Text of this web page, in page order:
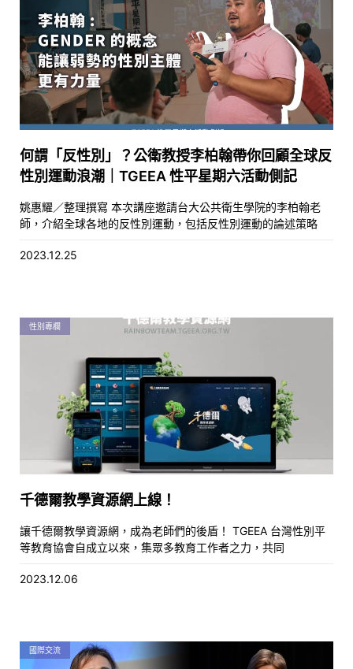
何謂「反性別」？公衛教授李柏翰帶你回顧全球反
性別運動浪潮｜TGEEA 性平星期六活動側記
姚惠耀／整理撰寫 本次講座邀請台大公共衛生學院的李柏翰老
師，介紹全球各地的反性別運動，包括反性別運動的論述策略
2023.12.25
性別專欄
千德爾教學資源網上線！
讓千德爾教學資源網，成為老師們的後盾！ TGEEA 台灣性別平
等教育協會自成立以來，集眾多教育工作者之力，共同
2023.12.06
國際交流